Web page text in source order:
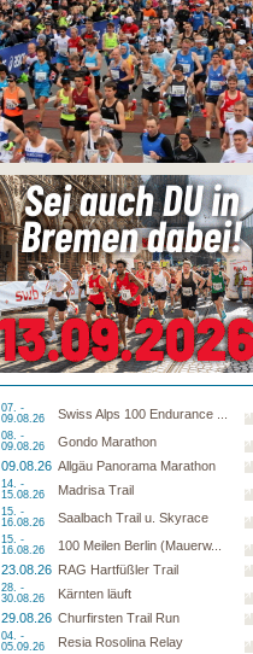
07. -
09.08.26
Swiss Alps 100 Endurance ...
08. -
09.08.26
Gondo Marathon
09.08.26 Allgäu Panorama Marathon
14. -
15.08.26
Madrisa Trail
15. -
16.08.26
Saalbach Trail u. Skyrace
15. -
16.08.26
100 Meilen Berlin (Mauerw...
23.08.26 RAG Hartfüßler Trail
28. -
30.08.26
Kärnten läuft
29.08.26 Churfirsten Trail Run
04. -
05.09.26
Resia Rosolina Relay